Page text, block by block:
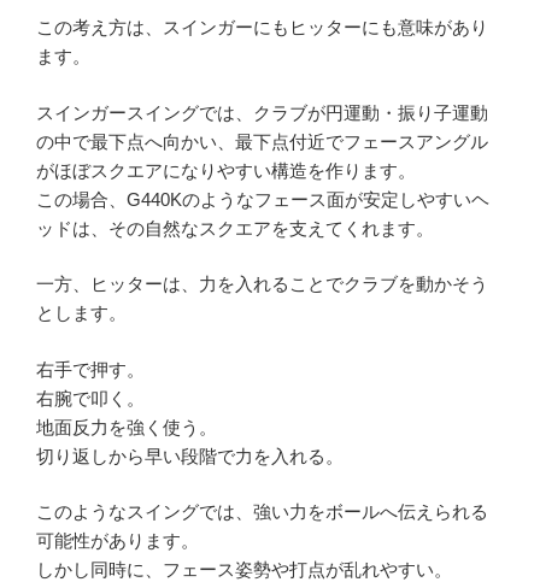
この考え方は、スインガーにもヒッターにも意味があり
ます。
スインガースイングでは、クラブが円運動・振り子運動
の中で最下点へ向かい、最下点付近でフェースアングル
がほぼスクエアになりやすい構造を作ります。
この場合、G440Kのようなフェース面が安定しやすいヘ
ッドは、その自然なスクエアを支えてくれます。
一方、ヒッターは、力を入れることでクラブを動かそう
とします。
右手で押す。
右腕で叩く。
地面反力を強く使う。
切り返しから早い段階で力を入れる。
このようなスイングでは、強い力をボールへ伝えられる
可能性があります。
しかし同時に、フェース姿勢や打点が乱れやすい。